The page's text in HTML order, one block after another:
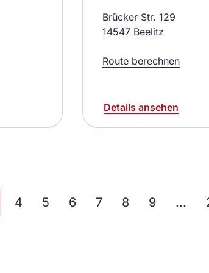
Brücker Str. 129
14547 Beelitz
Route berechnen
Details ansehen
4 5 6 7 8 9 ...